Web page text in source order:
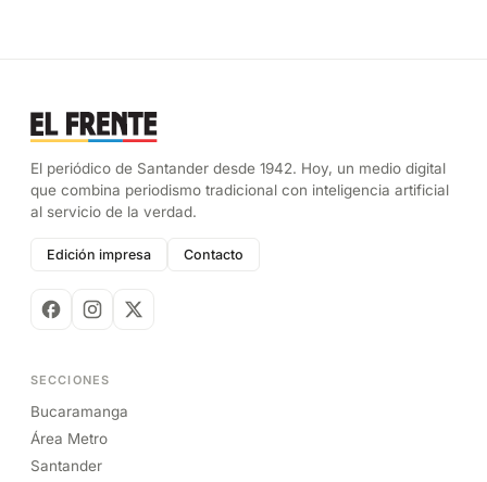
El periódico de Santander desde 1942. Hoy, un medio digital
que combina periodismo tradicional con inteligencia artificial
al servicio de la verdad.
Edición impresa Contacto
SECCIONES
Bucaramanga
Área Metro
Santander